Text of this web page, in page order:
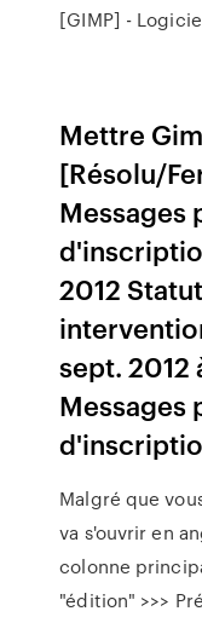
[GIMP] -
Mettre
[Résolu/
Messages
2012
sept. 2012
Messages
Malgré que
va s'ouvrir en
colonne
"édition" >>>